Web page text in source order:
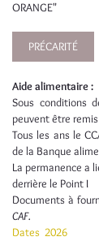
ORANGE"
PRÉCARITÉ
Aide alimentaire :
Sous conditions
peuvent être
Tous les ans le
de la Banque
La permanence a
derrière le Point I
Documents à
CAF.
Dates 2026